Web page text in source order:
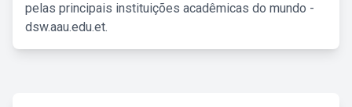
pelas principais instituições acadêmicas do mundo -
dsw.aau.edu.et.